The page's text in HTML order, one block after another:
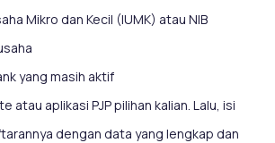
Mikro dan Kecil (IUMK) atau NIB
yang masih aktif
atau aplikasi PJP pilihan kalian. Lalu, isi
dengan data yang lengkap dan